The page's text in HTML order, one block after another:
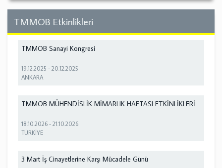
TMMOB Etkinlikleri
TMMOB Sanayi Kongresi
19.12.2025 -20.12.2025
ANKARA
TMMOB MÜHENDİSLİK MİMARLIK HAFTASI ETKİNLİKLERİ
18.10.2026 -21.10.2026
TÜRKİYE
3 Mart İş Cinayetlerine Karşı Mücadele Günü